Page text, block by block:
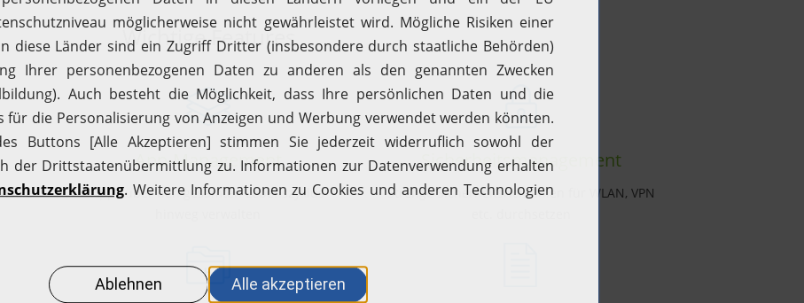
Wichtige Features
App-Management
Apps über den gesamten Lebenszyklus
Sicherheitsmanagement
Strenge Sicherheitsrichtlinien für WLAN, VPN